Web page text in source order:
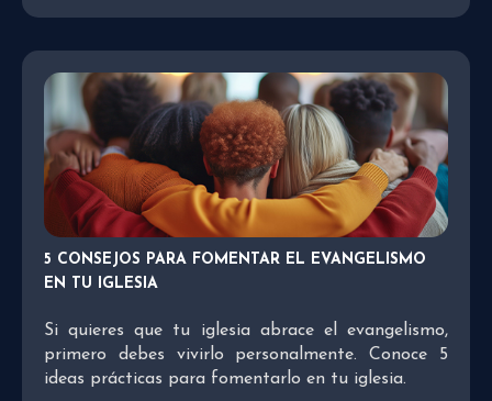
5 CONSEJOS PARA FOMENTAR EL EVANGELISMO
EN TU IGLESIA
Si quieres que tu iglesia abrace el evangelismo,
primero debes vivirlo personalmente. Conoce 5
ideas prácticas para fomentarlo en tu iglesia.